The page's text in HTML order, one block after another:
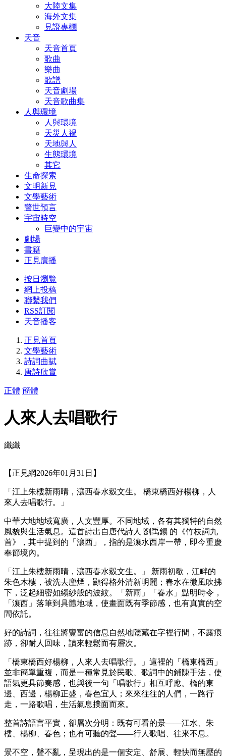
大陸文集
海外文集
見證專欄
天音
天音首頁
歌曲
樂曲
歌譜
天音劇場
天音歌曲集
人與環境
人與環境
天災人禍
天地與人
生態環境
其它
生命探索
文明新見
文學藝術
警世預言
宇宙時空
巨變中的宇宙
劇場
書籍
正見廣播
按日瀏覽
網上投稿
聯繫我們
RSS訂閱
天音播客
正見首頁
文學藝術
詩詞曲賦
唐詩欣賞
正體 簡體
人來人去唱歌行
纖纖
【正見網2026年01月31日】
「江上朱樓新雨晴，瀼西春水縠文生。 橋東橋西好楊柳，人
來人去唱歌行。」
中華大地地域寬廣，人文豐厚。不同地域，各有其獨特的自然
風貌與生活氣息。這首詩出自唐代詩人 劉禹錫 的《竹枝詞九
首》，其中提到的「瀼西」，指的是瀼水西岸一帶，即今重慶
奉節境內。
「江上朱樓新雨晴，瀼西春水縠文生。」 新雨初歇，江畔的
朱色木樓，被洗去塵煙，顯得格外清新明麗；春水在微風吹拂
下，泛起細密如縐紗般的波紋。「新雨」「春水」點明時令，
「瀼西」落筆到具體地域，使畫面既有季節感，也有真實的空
間依託。
好的詩詞，往往將豐富的信息自然地隱藏在字裡行間，不露痕
跡，卻耐人回味，讀來輕鬆而有層次。
「橋東橋西好楊柳，人來人去唱歌行。」這裡的「橋東橋西」
並非簡單重複，而是一種常見於民歌、歌詞中的鋪陳手法，使
語氣更具節奏感，也與後一句「唱歌行」相互呼應。橋的東
邊、西邊，楊柳正盛，春色宜人；來來往往的人們，一路行
走，一路歌唱，生活氣息撲面而來。
整首詩語言平實，卻層次分明：既有可看的景——江水、朱
樓、楊柳、春色；也有可聽的聲——行人歌唱、往來不息。
景不空，聲不亂，呈現出的是一個安定、舒展、輕快而無壓的